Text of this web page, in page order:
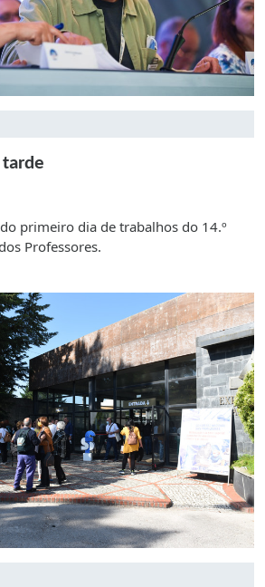
primeiro dia de trabalhos do 14.º
Professores.